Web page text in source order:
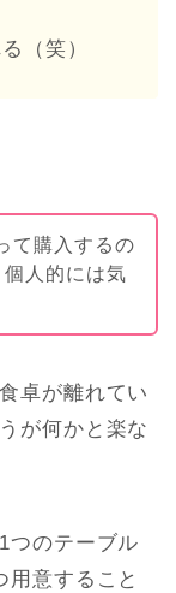
（笑）
て購入するの
人的には気
卓が離れてい
が何かと楽な
つのテーブル
用意すること